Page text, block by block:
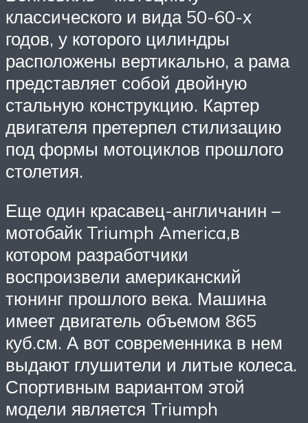
классического и вида 50-60-х
годов, у которого цилиндры
расположены вертикально, а рама
представляет собой двойную
стальную конструкцию. Картер
двигателя претерпел стилизацию
под формы мотоциклов прошлого
столетия.
Еще один красавец-англичанин –
мотобайк Triumph America,в
котором разработчики
воспроизвели американский
тюнинг прошлого века. Машина
имеет двигатель объемом 865
куб.см. А вот современника в нем
выдают глушители и литые колеса.
Спортивным вариантом этой
модели является Triumph